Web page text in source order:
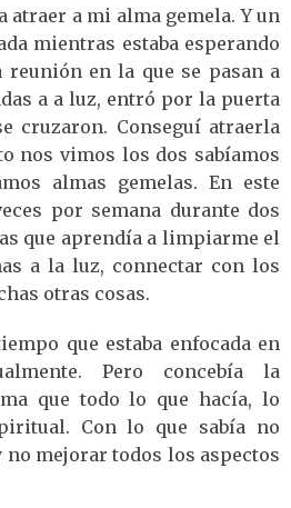
atraer a mi alma gemela. Y un
mientras estaba esperando
reunión en la que se pasan a
a a luz, entró por la puerta
cruzaron. Conseguí atraerla
nos vimos los dos sabíamos
almas gemelas. En este
por semana durante dos
que aprendía a limpiarme el
a la luz, connectar con los
otras cosas.
que estaba enfocada en
Pero concebía la
que todo lo que hacía, lo
Con lo que sabía no
mejorar todos los aspectos